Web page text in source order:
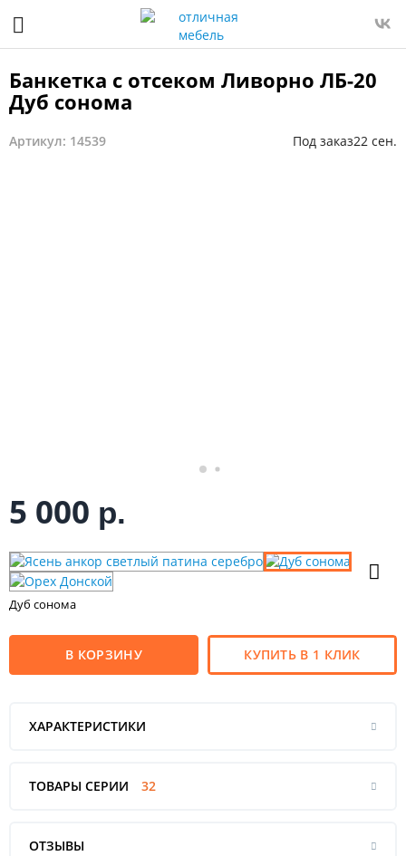
Банкетка с отсеком Ливорно ЛБ-20
Дуб сонома
Артикул: 14539 Под заказ22 сен.
5 000 р.
Дуб сонома
В КОРЗИНУ КУПИТЬ В 1 КЛИК
ХАРАКТЕРИСТИКИ
ТОВАРЫ СЕРИИ 32
ОТЗЫВЫ